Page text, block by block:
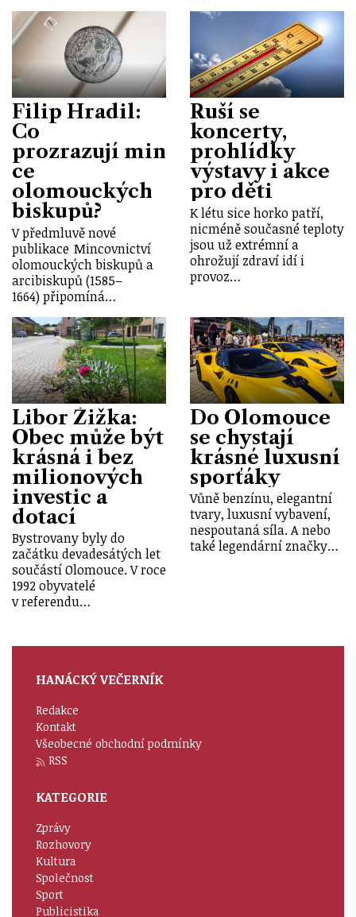
Filip Hradil:
Co
prozrazují min
ce
olomouckých
biskupů?
V předmluvě nové
publikace Mincovnictví
olomouckých biskupů a
arcibiskupů (1585–
1664) připomíná…
Ruší se
koncerty,
prohlídky
výstavy i akce
pro děti
K létu sice horko patří,
nicméně současné teploty
jsou už extrémní a
ohrožují zdraví idí i
provoz…
Libor Žižka:
Obec může být
krásná i bez
milionových
investic a
dotací
Bystrovany byly do
začátku devadesátých let
součástí Olomouce. V roce
1992 obyvatelé
v referendu…
Do Olomouce
se chystají
krásné luxusní
sporťáky
Vůně benzínu, elegantní
tvary, luxusní vybavení,
nespoutaná síla. A nebo
také legendární značky…
HANÁCKÝ VEČERNÍK
Redakce
Kontakt
Všeobecné obchodní podmínky
RSS
KATEGORIE
Zprávy
Rozhovory
Kultura
Společnost
Sport
Publicistika